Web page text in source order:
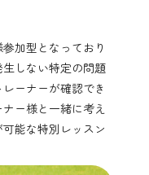
加型となっており
しない特定の問題
ーナーが確認でき
ー様と一緒に考え
能な特別レッスン